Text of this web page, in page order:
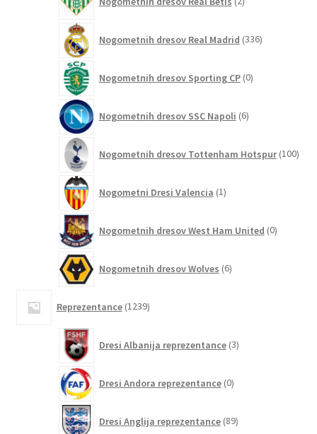
izdelka
Nogometnih dresov Real Madrid 336izdelkov
Nogometnih dresov Sporting CP 0izdelkov
Nogometnih dresov SSC Napoli 6izdelkov
Nogometnih dresov Tottenham Hotspur 100
Nogometni Dresi Valencia 1izdelek
Nogometnih dresov West Ham United 0izdelkov
Nogometnih dresov Wolves 6izdelkov
Reprezentance 1239izdelkov
Dresi Albanija reprezentance 3izdelki
Dresi Andora reprezentance 0izdelkov
Dresi Anglija reprezentance 89izdelkov